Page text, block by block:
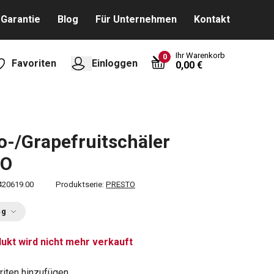
Garantie Blog Für Unternehmen Kontakt
Favoriten Einloggen
0 Ihr Warenkorb
0,00 €
Grapefruitschäler
Produktserie: PRESTO
wird nicht mehr verkauft